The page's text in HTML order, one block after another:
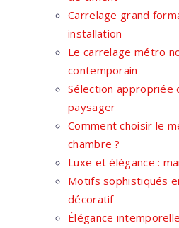
Carrelage grand
installation
Le carrelage métro
contemporain
Sélection appropriée
paysager
Comment choisir le
chambre ?
Luxe et élégance :
Motifs sophistiqués
décoratif
Élégance